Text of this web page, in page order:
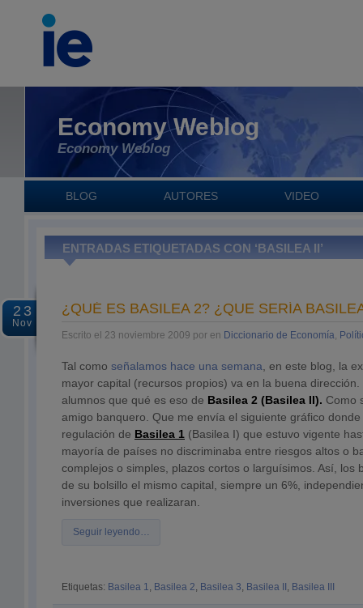
Economy Weblog
Economy Weblog
BLOG AUTORES VIDEO
ENTRADAS ETIQUETADAS CON ‘BASILEA II’
23
Nov
¿QUÉ ES BASILEA 2? ¿QUE SERÍA
Escrito el 23 noviembre 2009 por en Diccionario de Economía,
Tal como señalamos hace una semana , en este blog, la
mayor capital (recursos propios) va en la buena
alumnos que qué es eso de Basilea 2 (Basilea II). Como
amigo banquero. Que me envía el siguiente gráfico
regulación de Basilea 1 (Basilea I) que estuvo vigente
mayoría de países no discriminaba entre riesgos altos o
complejos o simples, plazos cortos o larguísimos. Así, los
de su bolsillo el mismo capital, siempre un 6%,
inversiones que realizaran.
Seguir leyendo…
Etiquetas: Basilea 1, Basilea 2, Basilea 3, Basilea II , Basilea III